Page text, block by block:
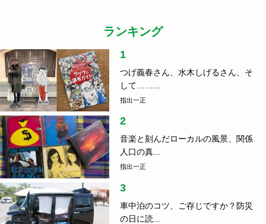
ランキング
1
つげ義春さん、水木しげるさん、そ
して……...
指出一正
2
音楽と刻んだローカルの風景、関係
人口の真...
指出一正
3
車中泊のコツ、ご存じですか？防災
の日に読...